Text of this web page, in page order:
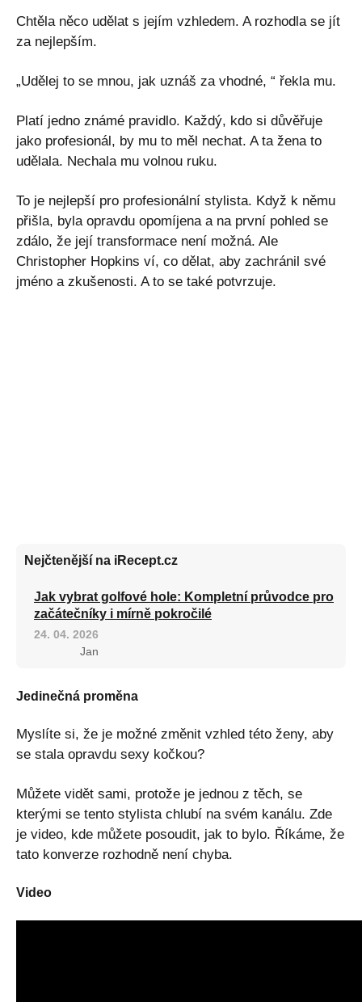
Chtěla něco udělat s jejím vzhledem. A rozhodla se jít
za nejlepším.
„Udělej to se mnou, jak uznáš za vhodné, “ řekla mu.
Platí jedno známé pravidlo. Každý, kdo si důvěřuje
jako profesionál, by mu to měl nechat. A ta žena to
udělala. Nechala mu volnou ruku.
To je nejlepší pro profesionální stylista. Když k němu
přišla, byla opravdu opomíjena a na první pohled se
zdálo, že její transformace není možná. Ale
Christopher Hopkins ví, co dělat, aby zachránil své
jméno a zkušenosti. A to se také potvrzuje.
Nejčtenější na iRecept.cz
Jak vybrat golfové hole: Kompletní průvodce pro
začátečníky i mírně pokročilé
24. 04. 2026
Jan
Jedinečná proměna
Myslíte si, že je možné změnit vzhled této ženy, aby
se stala opravdu sexy kočkou?
Můžete vidět sami, protože je jednou z těch, se
kterými se tento stylista chlubí na svém kanálu. Zde
je video, kde můžete posoudit, jak to bylo. Říkáme, že
tato konverze rozhodně není chyba.
Video